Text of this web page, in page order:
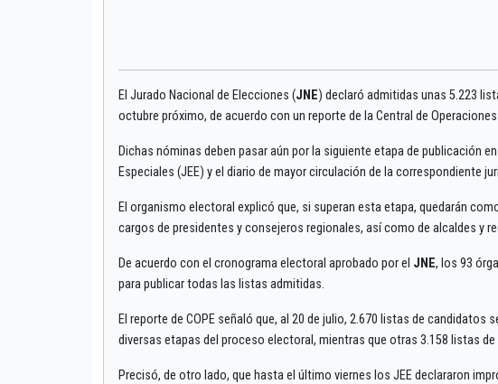
El Jurado Nacional de Elecciones (JNE) declaró admitidas unas 5.223
octubre próximo, de acuerdo con un reporte de la Central de
Dichas nóminas deben pasar aún por la siguiente etapa de publicación
Especiales (JEE) y el diario de mayor circulación de la correspondiente
El organismo electoral explicó que, si superan esta etapa, quedarán
cargos de presidentes y consejeros regionales, así como de alcaldes y
De acuerdo con el cronograma electoral aprobado por el JNE, los 93
para publicar todas las listas admitidas.
El reporte de COPE señaló que, al 20 de julio, 2.670 listas de
diversas etapas del proceso electoral, mientras que otras 3.158 listas
Precisó, de otro lado, que hasta el último viernes los JEE declararon